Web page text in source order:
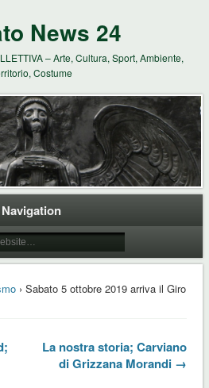
News 24
– Arte, Cultura, Sport, Ambiente,
Costume
Navigation
› Sabato 5 ottobre 2019 arriva il Giro
La nostra storia; Carviano
di Grizzana Morandi →